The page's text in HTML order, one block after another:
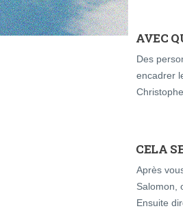
AVEC
Des
encadrer
CELA
Après
Salomon,
Ensuite